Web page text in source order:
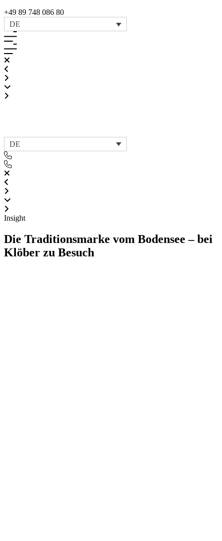
+49 89 748 086 80
DE
DE
Insight
Die Traditionsmarke vom Bodensee – bei
Klöber zu Besuch